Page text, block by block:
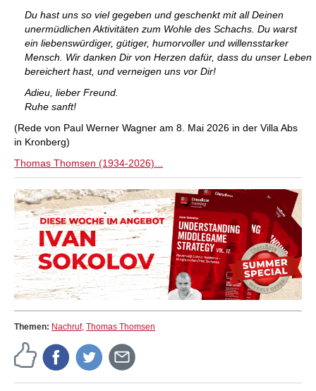
Du hast uns so viel gegeben und geschenkt mit all Deinen
unermüdlichen Aktivitäten zum Wohle des Schachs. Du warst
ein liebenswürdiger, gütiger, humorvoller und willensstarker
Mensch. Wir danken Dir von Herzen dafür, dass du unser Leben
bereichert hast, und verneigen uns vor Dir!
Adieu, lieber Freund.
Ruhe sanft!
(Rede von Paul Werner Wagner am 8. Mai 2026 in der Villa Abs
in Kronberg)
Thomas Thomsen (1934-2026)...
Themen: Nachruf, Thomas Thomsen